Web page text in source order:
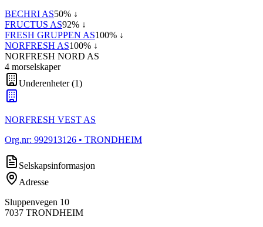
BECHRI AS50% ↓
FRUCTUS AS92% ↓
FRESH GRUPPEN AS100% ↓
NORFRESH AS100% ↓
NORFRESH NORD AS
4 morselskaper
Underenheter(1)
NORFRESH VEST AS
Org.nr: 992913126 • TRONDHEIM
Selskapsinformasjon
Adresse
Sluppenvegen 10
7037 TRONDHEIM